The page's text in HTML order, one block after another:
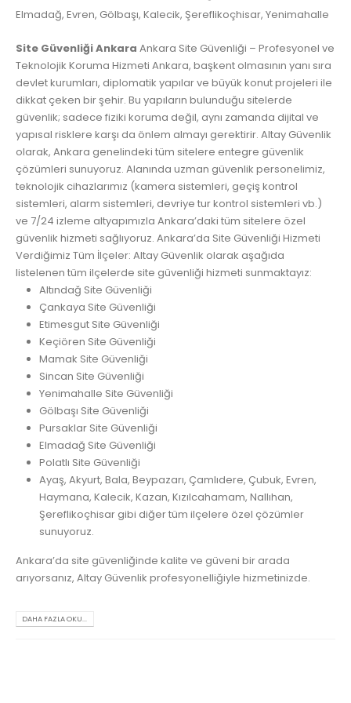
Elmadağ, Evren, Gölbaşı, Kalecik, Şereflikoçhisar, Yenimahalle
Site Güvenliği Ankara Ankara Site Güvenliği – Profesyonel ve
Teknolojik Koruma Hizmeti Ankara, başkent olmasının yanı sıra
devlet kurumları, diplomatik yapılar ve büyük konut projeleri ile
dikkat çeken bir şehir. Bu yapıların bulunduğu sitelerde
güvenlik; sadece fiziki koruma değil, aynı zamanda dijital ve
yapısal risklere karşı da önlem almayı gerektirir. Altay Güvenlik
olarak, Ankara genelindeki tüm sitelere entegre güvenlik
çözümleri sunuyoruz. Alanında uzman güvenlik personelimiz,
teknolojik cihazlarımız (kamera sistemleri, geçiş kontrol
sistemleri, alarm sistemleri, devriye tur kontrol sistemleri vb.)
ve 7/24 izleme altyapımızla Ankara’daki tüm sitelere özel
güvenlik hizmeti sağlıyoruz. Ankara’da Site Güvenliği Hizmeti
Verdiğimiz Tüm İlçeler: Altay Güvenlik olarak aşağıda
listelenen tüm ilçelerde site güvenliği hizmeti sunmaktayız:
Altındağ Site Güvenliği
Çankaya Site Güvenliği
Etimesgut Site Güvenliği
Keçiören Site Güvenliği
Mamak Site Güvenliği
Sincan Site Güvenliği
Yenimahalle Site Güvenliği
Gölbaşı Site Güvenliği
Pursaklar Site Güvenliği
Elmadağ Site Güvenliği
Polatlı Site Güvenliği
Ayaş, Akyurt, Bala, Beypazarı, Çamlıdere, Çubuk, Evren,
Haymana, Kalecik, Kazan, Kızılcahamam, Nallıhan,
Şereflikoçhisar gibi diğer tüm ilçelere özel çözümler
sunuyoruz.
Ankara’da site güvenliğinde kalite ve güveni bir arada
arıyorsanız, Altay Güvenlik profesyonelliğiyle hizmetinizde.
DAHA FAZLA OKU...